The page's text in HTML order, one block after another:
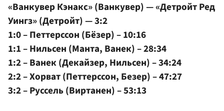
«Ванкувер Кэнакс» (Ванкувер) — «Детройт Ред
Уингз» (Детройт) — 3:2
1:0 – Петтерссон (Бёзер) – 10:16
1:1 – Нильсен (Манта, Ванек) – 28:34
1:2 – Ванек (Декайзер, Нильсен) – 34:24
2:2 – Хорват (Петтерссон, Безер) – 47:27
3:2 – Руссель (Виртанен) – 53:13